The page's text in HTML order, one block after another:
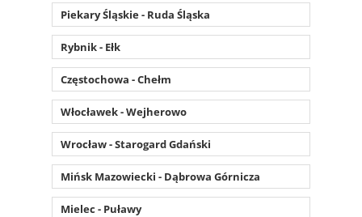
Piekary Śląskie - Ruda Śląska
Rybnik - Ełk
Częstochowa - Chełm
Włocławek - Wejherowo
Wrocław - Starogard Gdański
Mińsk Mazowiecki - Dąbrowa Górnicza
Mielec - Puławy